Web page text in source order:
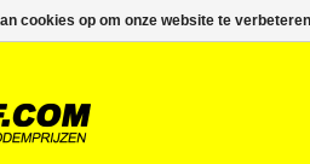
Inloggen Een account aanmaken
cookies op om onze website te